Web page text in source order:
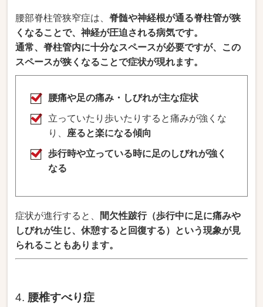
腰部脊柱管狭窄症は、脊髄や神経根が通る脊柱管が狭
くなることで、神経が圧迫される病気です。
通常、脊柱管内に十分なスペースが必要ですが、この
スペースが狭くなることで症状が現れます。
腰痛や足の痛み・しびれが主な症状
立っていたり歩いたりすると痛みが強くな
り、 座ると楽になる傾向
歩行時や立っている時に足のしびれが強く
なる
症状が進行すると、
間欠性跛行（歩行中に足に痛みや
しびれが生じ、休憩すると回復する）という現象が見
られることもあります。
4. 腰椎すべり症